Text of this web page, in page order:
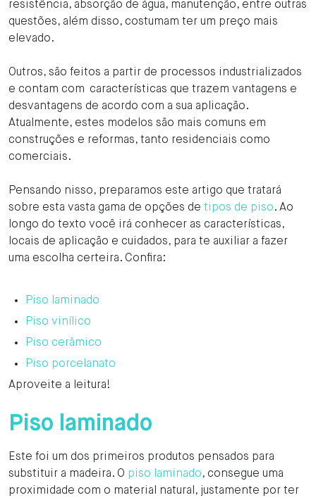
resistência, absorção de água, manutenção, entre outras
questões, além disso, costumam ter um preço mais
elevado.
Outros, são feitos a partir de processos industrializados
e contam com características que trazem vantagens e
desvantagens de acordo com a sua aplicação.
Atualmente, estes modelos são mais comuns em
construções e reformas, tanto residenciais como
comerciais.
Pensando nisso, preparamos este artigo que tratará
sobre esta vasta gama de opções de tipos de piso. Ao
longo do texto você irá conhecer as características,
locais de aplicação e cuidados, para te auxiliar a fazer
uma escolha certeira. Confira:
Piso laminado
Piso vinílico
Piso cerâmico
Piso porcelanato
Aproveite a leitura!
Piso laminado
Este foi um dos primeiros produtos pensados para
substituir a madeira. O piso laminado, consegue uma
proximidade com o material natural, justamente por ter